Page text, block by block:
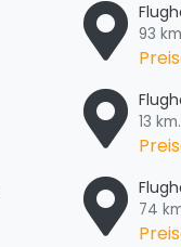
93
13
74